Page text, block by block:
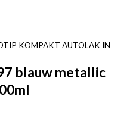
KOMPAKT AUTOLAK IN
blauw metallic